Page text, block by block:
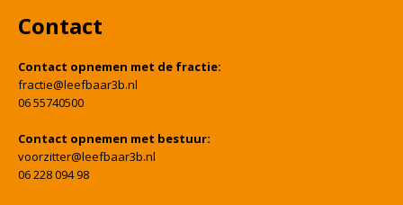
Contact
Contact opnemen met de fractie:
fractie@leefbaar3b.nl
06 55740500
Contact opnemen met bestuur:
voorzitter@leefbaar3b.nl
06 228 094 98